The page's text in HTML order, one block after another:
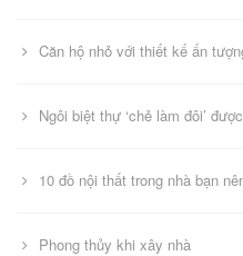
Căn hộ nhỏ với thiết kế ấn
Ngôi biệt thự ‘chẻ làm đôi’
10 đồ nội thất trong nhà bạn
Phong thủy khi xây nhà